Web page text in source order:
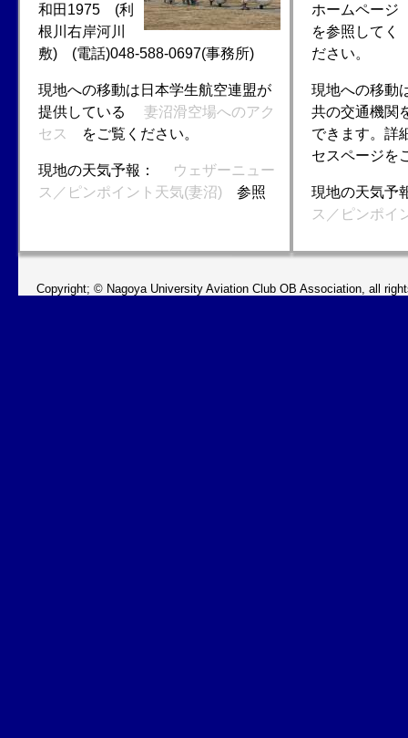
和田1975 (利
根川右岸河川
敷) (電話)048-588-0697(事務所)
現地への移動は日本学生航空連盟が
提供している
妻沼滑空場へのアク
セス
をご覧ください。
現地の天気予報：
ウェザーニュー
ス／ピンポイント天気(妻沼) 参照
ホームページ
を参照してく
ださい。
現地への移動
共の交通機関
できます。詳
セスページを
現地の天気
ス／ピンポイ
Copyright; © Nagoya University Aviation Club OB Association, all